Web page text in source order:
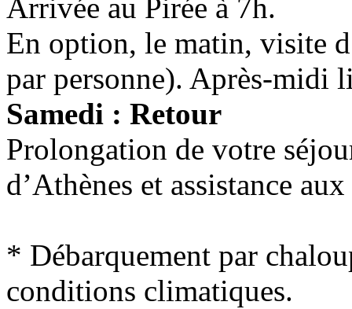
Arrivée au Pirée à 7h.
En option, le matin, visite
par personne). Après-midi
Samedi : Retour
Prolongation de votre
d’Athènes et assistance
* Débarquement par
conditions climatiques.